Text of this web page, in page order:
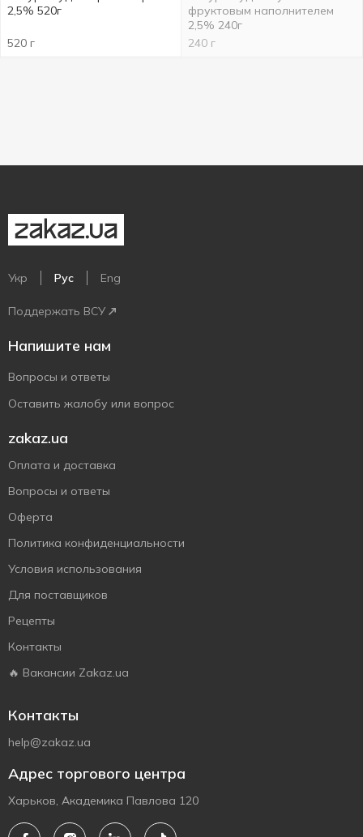
2,5% 520г
520 г
фруктовым наполнителем
2,5% 240г
240 г
Укр Рус Eng
Поддержать ВСУ
Напишите нам
Вопросы и ответы
Оставить жалобу или вопрос
zakaz.ua
Оплата и доставка
Вопросы и ответы
Оферта
Политика конфиденциальности
Условия использования
Для поставщиков
Рецепты
Контакты
🔥 Вакансии Zakaz.ua
Контакты
help@zakaz.ua
Адрес торгового центра
Харьков, Академика Павлова 120